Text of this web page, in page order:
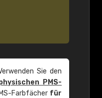
Sie den
PMS-
Farbfächer für